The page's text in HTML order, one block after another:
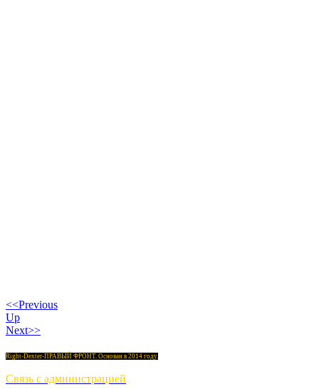
<<Previous
Up
Next>>
Right-Dexter-ПРАВЫЙ ФРОНТ. Основан в 2014 году.
Связь с администрацией